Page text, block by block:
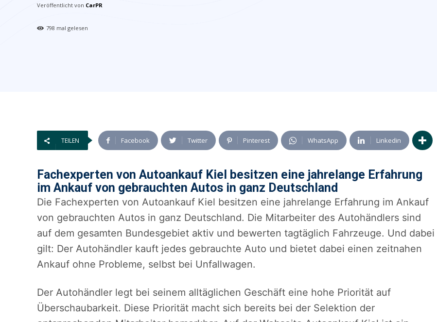
Veröffentlicht von CarPR
798 mal gelesen
TEILEN Facebook Twitter Pinterest WhatsApp Linkedin
Fachexperten von Autoankauf Kiel besitzen eine jahrelange Erfahrung
im Ankauf von gebrauchten Autos in ganz Deutschland
Die Fachexperten von Autoankauf Kiel besitzen eine jahrelange Erfahrung im Ankauf
von gebrauchten Autos in ganz Deutschland. Die Mitarbeiter des Autohändlers sind
auf dem gesamten Bundesgebiet aktiv und bewerten tagtäglich Fahrzeuge. Und dabei
gilt: Der Autohändler kauft jedes gebrauchte Auto und bietet dabei einen zeitnahen
Ankauf ohne Probleme, selbst bei Unfallwagen.
Der Autohändler legt bei seinem alltäglichen Geschäft eine hohe Priorität auf
Überschaubarkeit. Diese Priorität macht sich bereits bei der Selektion der